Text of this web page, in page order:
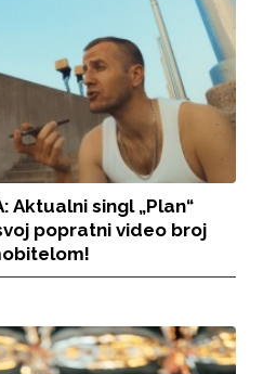
Aktualni singl „Plan“
popratni video broj